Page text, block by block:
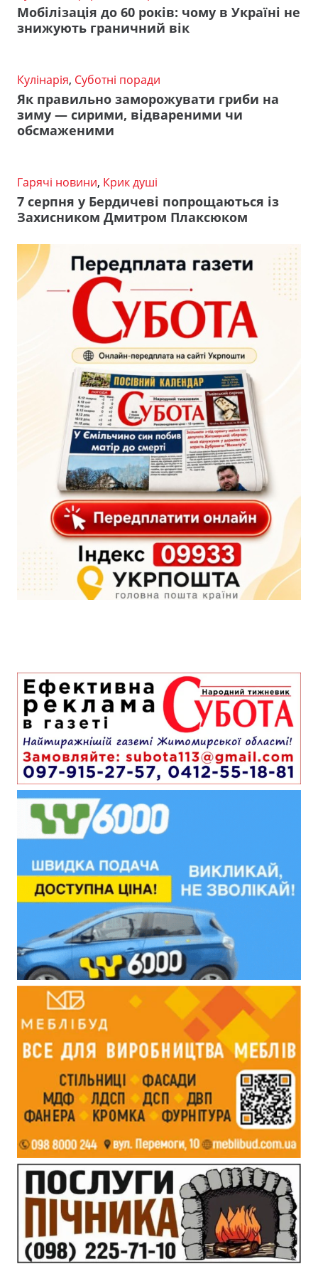
Мобілізація до 60 років: чому в Україні не
знижують граничний вік
Кулінарія, Суботні поради
Як правильно заморожувати гриби на
зиму — сирими, відвареними чи
обсмаженими
Гарячі новини, Крик душі
7 серпня у Бердичеві попрощаються із
Захисником Дмитром Плаксюком